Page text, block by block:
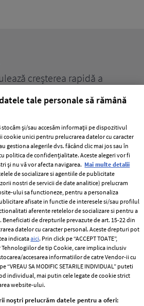
creșterea rapidă a
Termeni si conditii
Politica de
confidențialitate
Politica de cookies
Publicitate
tale personale să rămână
stocăm și/sau accesăm informații pe dispozitivul
unici pentru prelucrarea datelor cu caracter
gestiona alegerile dvs. făcând clic mai jos sau în
politica de confidențialitate. Aceste alegeri vor fi
și nu vă vor afecta navigarea. Mai multe detalii
de socializare si agentiile de publicitate
nostri de servicii de date analitice) prelucram
ului sa functioneze, pentru a personaliza
afisate in functie de interesele si/sau profilul
aferente retelelor de socializare si pentru a
de drepturile prevazute de art. 15-22 din
datelor cu caracter personal. Aceste drepturi pot
indicataaici. Prin click pe “ACCEPT TOATE”,
de tip Cookie, care implica inclusiv
accesarea informatiilor de catre Vendor-ii cu
SA MODIFIC SETARILE INDIVIDUAL” puteti
individual, mai putin cele legate de cookie strict
website-ului.
noștri prelucrăm datele pentru a oferi: